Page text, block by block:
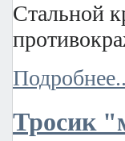
Стальной
Тросик